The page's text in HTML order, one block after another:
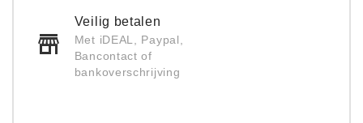
Veilig betalen
Met iDEAL, Paypal,
Bancontact of
bankoverschrijving